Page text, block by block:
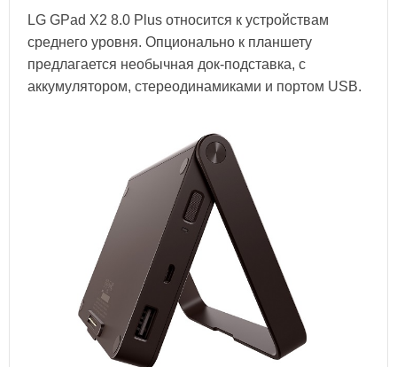
LG GPad X2 8.0 Plus относится к устройствам
среднего уровня. Опционально к планшету
предлагается необычная док-подставка, с
аккумулятором, стереодинамиками и портом USB.